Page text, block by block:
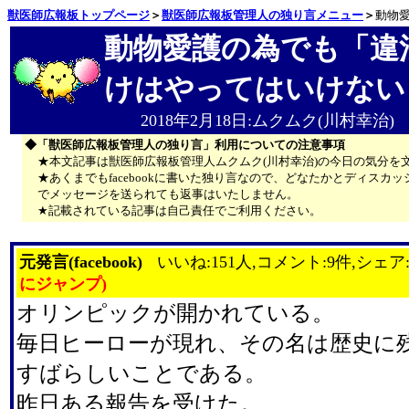
獣医師広報板トップページ ＞ 獣医師広報板管理人の独り言メニュー ＞ 動物
動物愛護の為でも「
けはやってはいけない
2018年2月18日:ムクムク(川村幸治)
◆「獣医師広報板管理人の独り言」利用についての注意事項
★本文記事は獣医師広報板管理人ムクムク(川村幸治)の今日の気分を
★あくまでもfacebookに書いた独り言なので、どなたかとディスカ
でメッセージを送られても返事はいたしません。
★記載されている記事は自己責任でご利用ください。
元発言(facebook)
いいね:151人,コメント:9件,シェア
にジャンプ)
オリンピックが開かれている。
毎日ヒーローが現れ、その名は歴史に
すばらしいことである。
昨日ある報告を受けた。